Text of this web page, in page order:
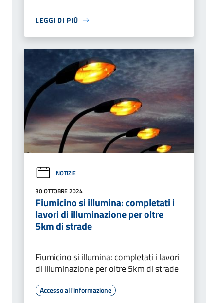
LEGGI DI PIÙ
NOTIZIE
30 OTTOBRE 2024
Fiumicino si illumina: completati i
lavori di illuminazione per oltre
5km di strade
Fiumicino si illumina: completati i lavori
di illuminazione per oltre 5km di strade
Accesso all'informazione